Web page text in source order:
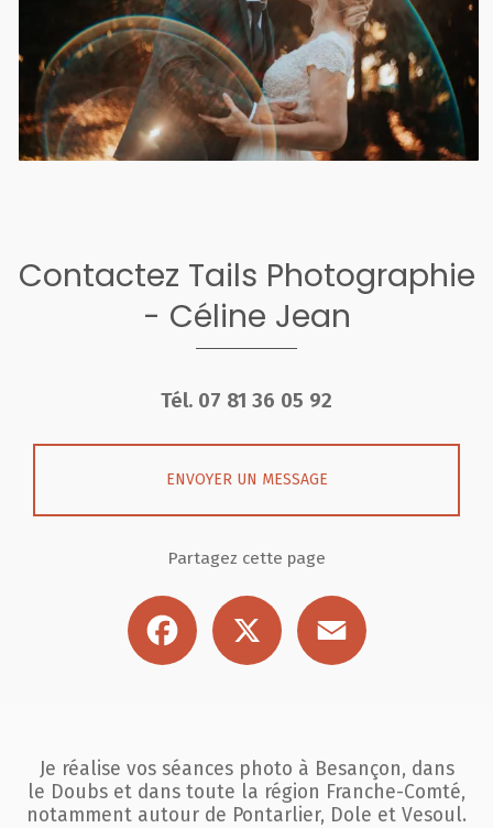
Contactez Tails Photographie
- Céline Jean
Tél. 07 81 36 05 92
ENVOYER UN MESSAGE
Partagez cette page
Facebook
Je réalise vos séances photo à Besançon, dans
le Doubs et dans toute la région Franche-Comté,
notamment autour de Pontarlier, Dole et Vesoul.